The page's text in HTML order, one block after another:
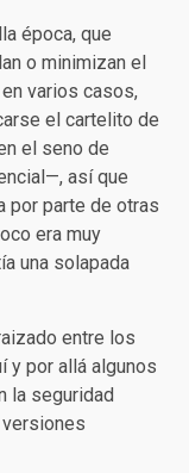
época, que
o minimizan el
varios casos,
el cartelito de
el seno de
así que
por parte de otras
era muy
una solapada
entre los
y por allá algunos
la seguridad